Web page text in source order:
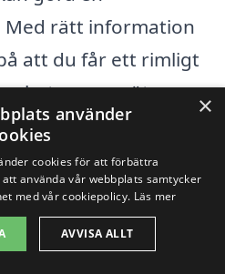
rätt information
att du får ett rimligt
som möter
gratis och utan
×
använder
cookies för att förbättra
använda vår webbplats samtycker
med vår cookiepolicy. Läs mer
AVVISA ALLT